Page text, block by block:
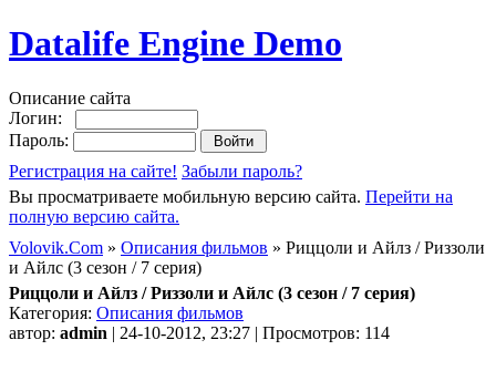
Datalife Engine Demo
Описание сайта
Логин:
Пароль:
Регистрация на сайте! Забыли пароль?
Вы просматриваете мобильную версию сайта. Перейти на
полную версию сайта.
Volovik.Com » Описания фильмов » Риццоли и Айлз / Риззоли
и Айлс (3 сезон / 7 серия)
Риццоли и Айлз / Риззоли и Айлс (3 сезон / 7 серия)
Категория: Описания фильмов
автор: admin | 24-10-2012, 23:27 | Просмотров: 114